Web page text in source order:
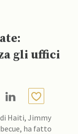
gli uffici
Haiti, Jimmy
ha fatto